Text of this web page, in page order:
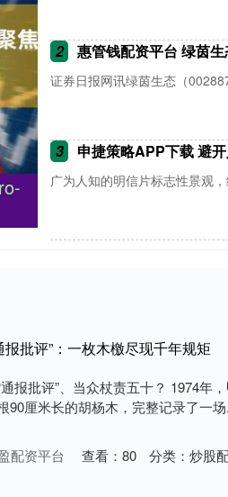
2 惠管钱配资平台 绿茵
证券日报网讯绿茵生态（
3 申捷策略APP下载 避
广为人知的明信片标志性景观
批评”：一枚木檄尽现千年规矩
报批评”、当众杖责五十？ 1974年
90厘米长的胡杨木，完整记录了一
配资平台 查看： 80 分类： 炒股